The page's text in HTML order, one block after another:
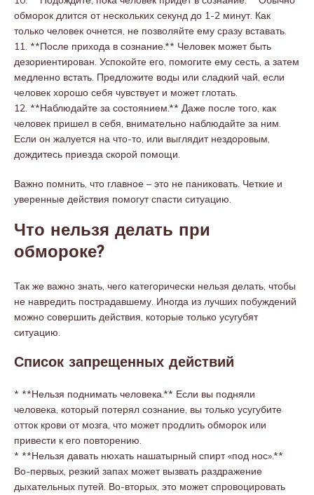
обморок длится от нескольких секунд до 1-2 минут. Как
только человек очнется, не позволяйте ему сразу вставать.
11. **После прихода в сознание.** Человек может быть
дезориентирован. Успокойте его, помогите ему сесть, а затем
медленно встать. Предложите воды или сладкий чай, если
человек хорошо себя чувствует и может глотать.
12. **Наблюдайте за состоянием.** Даже после того, как
человек пришел в себя, внимательно наблюдайте за ним.
Если он жалуется на что-то, или выглядит нездоровым,
дождитесь приезда скорой помощи.
Важно помнить, что главное – это не паниковать. Четкие и
уверенные действия помогут спасти ситуацию.
Что нельзя делать при
обмороке?
Так же важно знать, чего категорически нельзя делать, чтобы
не навредить пострадавшему. Иногда из лучших побуждений
можно совершить действия, которые только усугубят
ситуацию.
Список запрещенных действий
* **Нельзя поднимать человека.** Если вы подняли
человека, который потерял сознание, вы только усугубите
отток крови от мозга, что может продлить обморок или
привести к его повторению.
* **Нельзя давать нюхать нашатырный спирт «под нос».**
Во-первых, резкий запах может вызвать раздражение
дыхательных путей. Во-вторых, это может спровоцировать